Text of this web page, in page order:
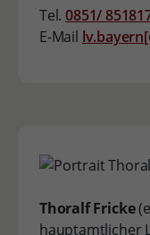
Tel.0851/
E-Mail
Thoralf Fricke
hauptamtlicher